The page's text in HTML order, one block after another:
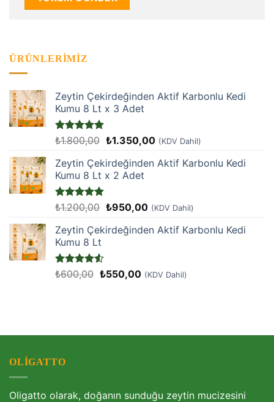
ÜRÜNLERIMIZ
Zeytin Çekirdeğinden Aktif Karbonlu Kedi
Kumu 8 Lt x 3 Adet
5 üzerinden
oy aldı
₺1.800,00 Orijinal
₺1.800,00.
₺1.350,00Şu
fiyat:
(KDV Dahil)
Zeytin Çekirdeğinden Aktif Karbonlu Kedi
Kumu 8 Lt x 2 Adet
5 üzerinden
oy aldı
₺1.200,00 Orijinal
₺1.200,00.
₺950,00Şu
fiyat:
(KDV Dahil)
Zeytin Çekirdeğinden Aktif Karbonlu Kedi
Kumu 8 Lt
5
üzerinden
₺600,00 Orijinal
₺550,00Şu
(KDV Dahil)
OLIGATTO
Oligatto olarak, doğanın sunduğu zeytin mucizesini